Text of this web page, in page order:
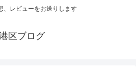
、レビューをお送りします
区ブログ